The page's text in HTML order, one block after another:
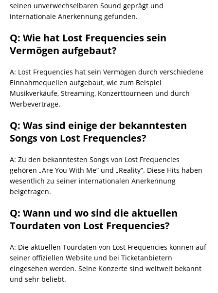
seinen unverwechselbaren Sound geprägt und
internationale Anerkennung gefunden.
Q: Wie hat Lost Frequencies sein
Vermögen aufgebaut?
A: Lost Frequencies hat sein Vermögen durch verschiedene
Einnahmequellen aufgebaut, wie zum Beispiel
Musikverkäufe, Streaming, Konzerttourneen und durch
Werbeverträge.
Q: Was sind einige der bekanntesten
Songs von Lost Frequencies?
A: Zu den bekanntesten Songs von Lost Frequencies
gehören „Are You With Me“ und „Reality“. Diese Hits haben
wesentlich zu seiner internationalen Anerkennung
beigetragen.
Q: Wann und wo sind die aktuellen
Tourdaten von Lost Frequencies?
A: Die aktuellen Tourdaten von Lost Frequencies können auf
seiner offiziellen Website und bei Ticketanbietern
eingesehen werden. Seine Konzerte sind weltweit bekannt
und sehr beliebt.